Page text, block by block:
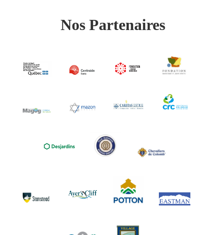
Nos Partenaires